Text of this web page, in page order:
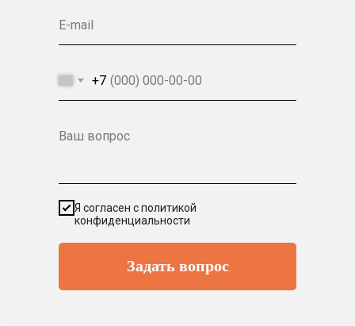
E-mail
+7
Ваш вопрос
Я согласен с политикой
конфиденциальности
Задать вопрос